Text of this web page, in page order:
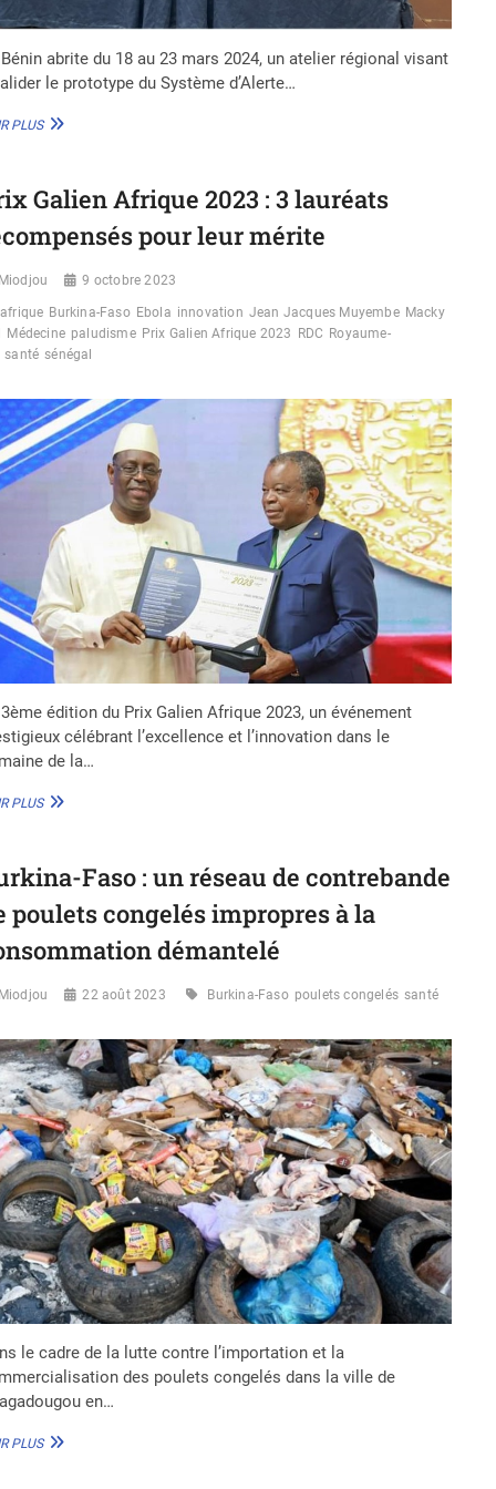
abrite du 18 au 23 mars 2024, un atelier régional visant
le prototype du Système d’Alerte…
PLUSBÉNIN
DU
D’ALERTE
MULTIRISQUES
Galien Afrique 2023 : 3 lauréats
pour leur mérite
Miodjou 9 octobre 2023
afrique Burkina-Faso Ebola innovation Jean Jacques Muyembe Macky
Médecine paludisme Prix Galien Afrique 2023 RDC Royaume-
santé sénégal
édition du Prix Galien Afrique 2023, un événement
célébrant l’excellence et l’innovation dans le
de la…
PLUSPRIX
:
LAURÉATS
RÉCOMPENSÉS
POUR
MÉRITE
Faso : un réseau de contrebande
poulets congelés impropres à la
démantelé
Miodjou 22 août 2023 Burkina-Faso poulets congelés santé
le cadre de la lutte contre l’importation et la
des poulets congelés dans la ville de
en…
PLUSBURKINA-